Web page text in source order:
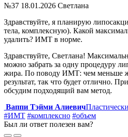
№37 18.01.2026 Светлана
Здравствуйте, я планирую
тела, комплексную). Какой
удалить? ИМТ в норме.
Здравствуйте, Светлана!
можно забрать за одну процедуру
жира. По поводу ИМТ: чем меньше
результат, так что будет отлично.
обсудим подходящий вам метод.
Ваппи Тэйми Алиевич
#ИМТ #комплексно #объем
Был ли ответ полезен вам?